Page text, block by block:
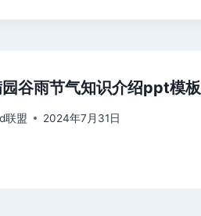
谷雨节气知识介绍ppt模板
联盟 2024年7月31日